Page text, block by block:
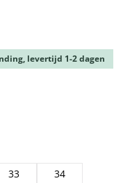
levertijd 1-2 dagen
33
34